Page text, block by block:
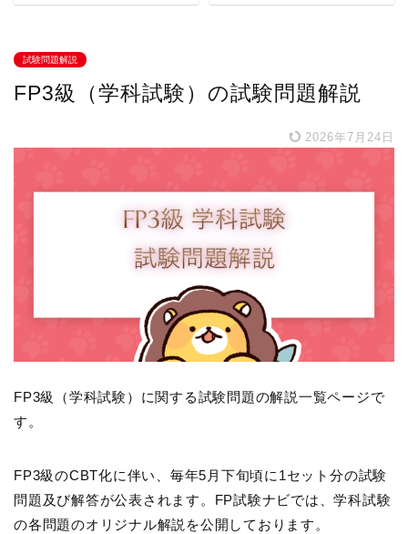
試験問題解説
FP3級（学科試験）の試験問題解説
2026年7月24日
FP3級（学科試験）に関する試験問題の解説一覧ページで
す。
FP3級のCBT化に伴い、毎年5月下旬頃に1セット分の試験
問題及び解答が公表されます。FP試験ナビでは、学科試験
の各問題のオリジナル解説を公開しております。